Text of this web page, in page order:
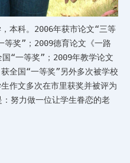
本科。2006年获市论文“三等
等奖”；2009德育论文《一路
“一等奖”；2009年教学论文
全国“一等奖”另外多次被学校
作文多次在市里获奖并被评为
努力做一位让学生眷恋的老